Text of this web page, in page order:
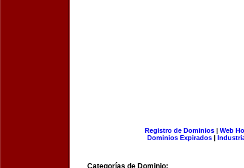
Registro de Dominios| Web
Dominios Expirados |
Categorías de Dominio: